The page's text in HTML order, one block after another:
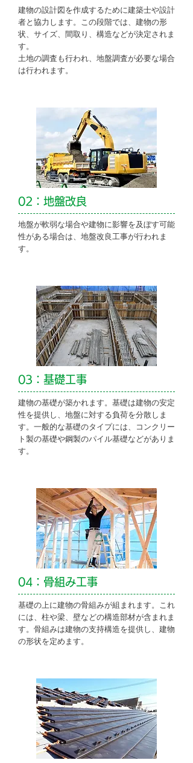
建物の設計図を作成するために建築士や設計
者と協力します。この段階では、建物の形
状、サイズ、間取り、構造などが決定されま
す。
土地の調査も行われ、地盤調査が必要な場合
は行われます。
02：地盤改良
地盤が軟弱な場合や建物に影響を及ぼす可能
性がある場合は、地盤改良工事が行われま
す。
03：基礎工事
建物の基礎が築かれます。基礎は建物の安定
性を提供し、地盤に対する負荷を分散しま
す。一般的な基礎のタイプには、コンクリー
ト製の基礎や鋼製のパイル基礎などがありま
す。
04：骨組み工事
基礎の上に建物の骨組みが組まれます。これ
には、柱や梁、壁などの構造部材が含まれま
す。骨組みは建物の支持構造を提供し、建物
の形状を定めます。